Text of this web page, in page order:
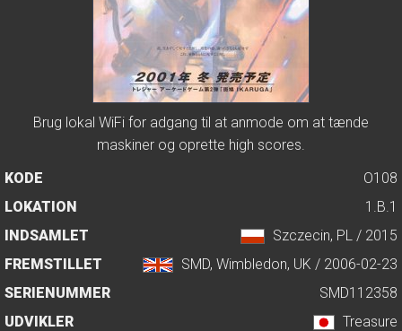
Brug lokal WiFi for adgang til at anmode om at tænde
maskiner og oprette high scores.
KODE
O108
LOKATION
1.B.1
INDSAMLET
Szczecin, PL / 2015
FREMSTILLET
SMD, Wimbledon, UK / 2006-02-23
SERIENUMMER
SMD112358
UDVIKLER
Treasure